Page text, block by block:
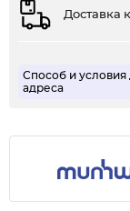
Доставка
Способ и условия
адреса